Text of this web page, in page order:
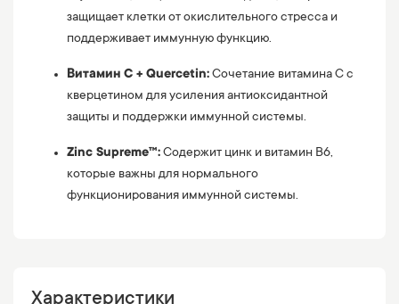
защищает клетки от окислительного стресса и
поддерживает иммунную функцию.
Витамин C + Quercetin:Сочетание витамина C с
кверцетином для усиления антиоксидантной
защиты и поддержки иммунной системы.
Zinc Supreme™:Содержит цинк и витамин B6,
которые важны для нормального
функционирования иммунной системы.